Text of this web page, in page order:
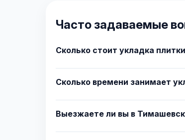
Часто задаваемые
Сколько стоит укладка
Сколько времени занимает
Выезжаете ли вы в